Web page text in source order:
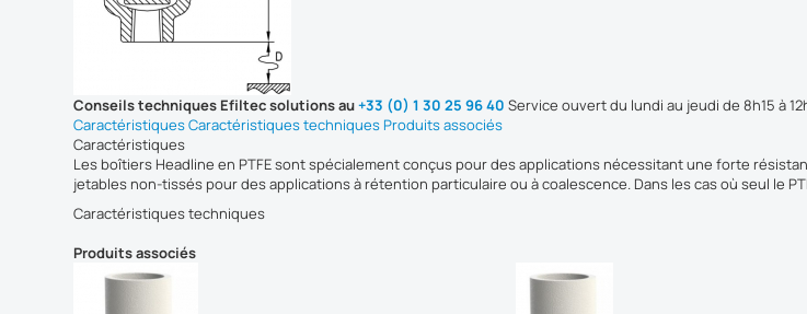
Conseils techniques Efiltec solutions au+33 (0) 1 30 25 96 40 Service ouvert du lundi au jeudi de 8h15 à
CaractéristiquesCaractéristiques techniques Produits associés
Caractéristiques
Les boîtiers Headline en PTFE sont spécialement conçus pour des applications nécessitant une forte
jetables non-tissés pour des applications à rétention particulaire ou à coalescence. Dans les cas où seul le
Caractéristiques techniques
Produits associés